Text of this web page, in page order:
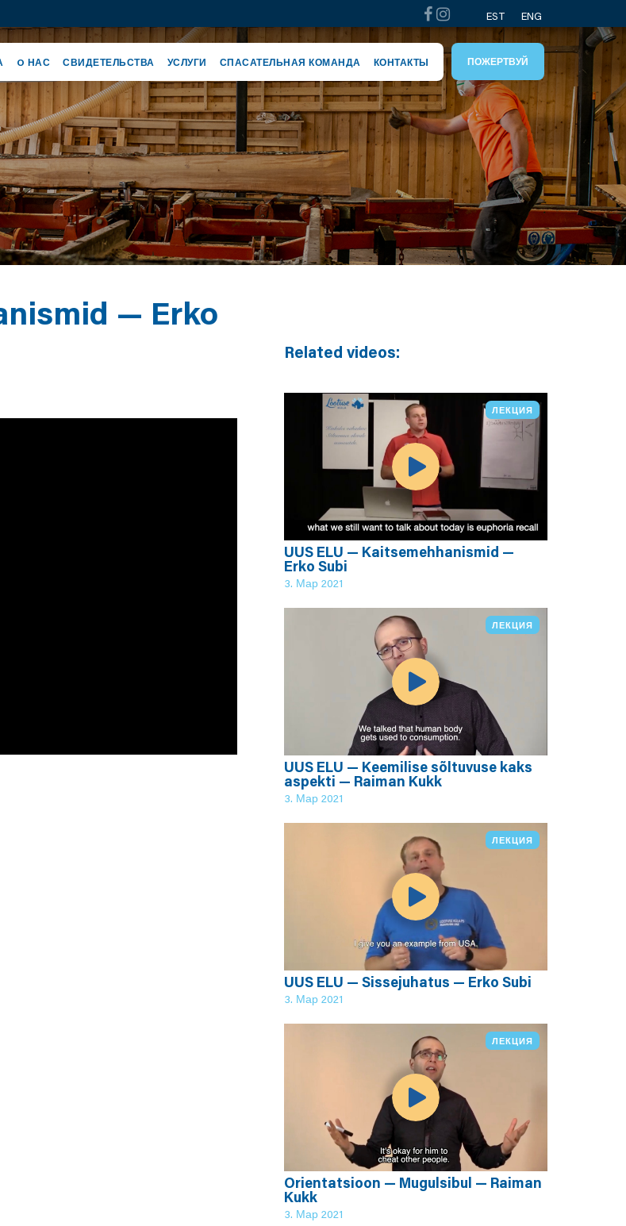
EST ENG
O НАС СВИДЕТЕЛЬСТВА УСЛУГИ СПАСАТЕЛЬНАЯ КОМАНДА КОНТАКТЫ ПОЖЕРТВУЙ
— Erko
Related videos:
ЛЕКЦИЯ
UUS ELU — Kaitsemehhanismid —
Erko Subi
3. Мар 2021
ЛЕКЦИЯ
UUS ELU — Keemilise sõltuvuse kaks
aspekti — Raiman Kukk
3. Мар 2021
ЛЕКЦИЯ
UUS ELU — Sissejuhatus — Erko Subi
3. Мар 2021
ЛЕКЦИЯ
Orientatsioon — Mugulsibul — Raiman
Kukk
3. Мар 2021